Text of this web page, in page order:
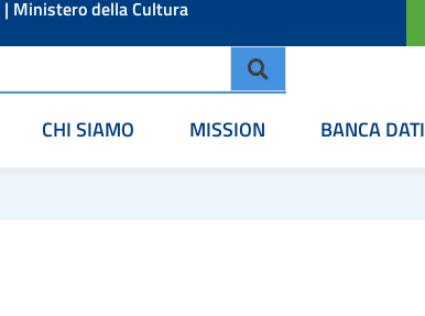
| Ministero della Cultura
CHI SIAMO MISSION BANCA DATI